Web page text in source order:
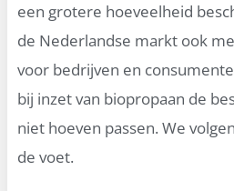
een grotere hoeveelheid
de Nederlandse markt ook
voor bedrijven en
bij inzet van biopropaan de
niet hoeven passen. We
de voet.